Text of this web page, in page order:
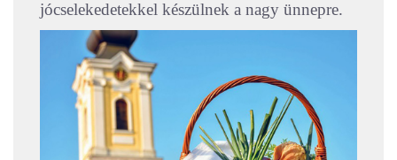
jócselekedetekkel készülnek a nagy ünnepre.